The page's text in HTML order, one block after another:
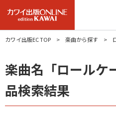
カワイ出版EC TOP 楽曲から探す
楽曲名「ロール
品検索結果